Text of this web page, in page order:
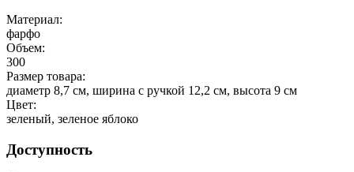
Материал:
фарфо
Объем:
300
Размер товара:
диаметр 8,7 см, ширина с ручкой 12,2 см, высота 9 см
Цвет:
зеленый, зеленое яблоко
Доступность